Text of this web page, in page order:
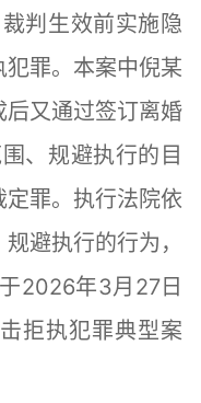
判生效前实施隐
罪。本案中倪某
又通过签订离婚
、规避执行的目
罪。执行法院依
避执行的行为，
2026年3月27日
拒执犯罪典型案